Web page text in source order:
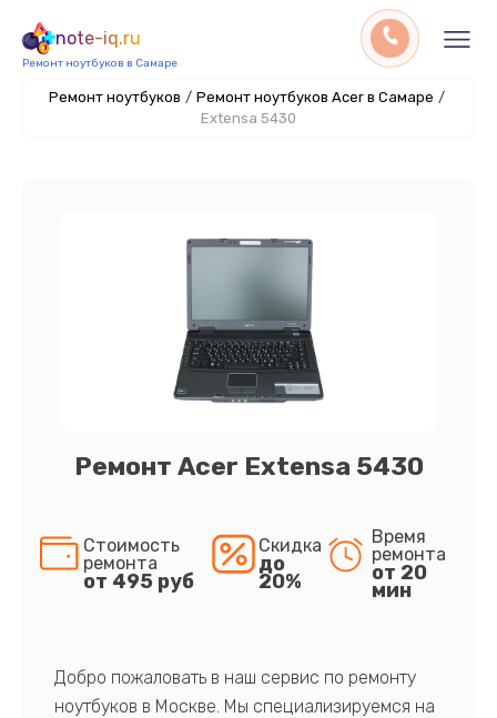
note-iq.ru
Ремонт ноутбуков в Самаре
Ремонт ноутбуков / Ремонт ноутбуков Acer в Самаре /
Extensa 5430
Ремонт Acer Extensa 5430
Стоимость
ремонта
от 495 руб
Скидка
до
20%
Время
ремонта
от 20
мин
Добро пожаловать в наш сервис по ремонту
ноутбуков в Москве. Мы специализируемся на